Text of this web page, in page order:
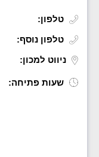
טלפון:
טלפון נוסף:
ניווט למכון:
שעות פתיחה: